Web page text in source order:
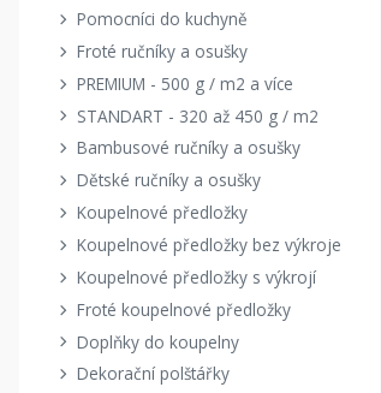
Pomocníci do kuchyně
Froté ručníky a osušky
PREMIUM - 500 g / m2 a více
STANDART - 320 až 450 g / m2
Bambusové ručníky a osušky
Dětské ručníky a osušky
Koupelnové předložky
Koupelnové předložky bez výkroje
Koupelnové předložky s výkrojí
Froté koupelnové předložky
Doplňky do koupelny
Dekorační polštářky